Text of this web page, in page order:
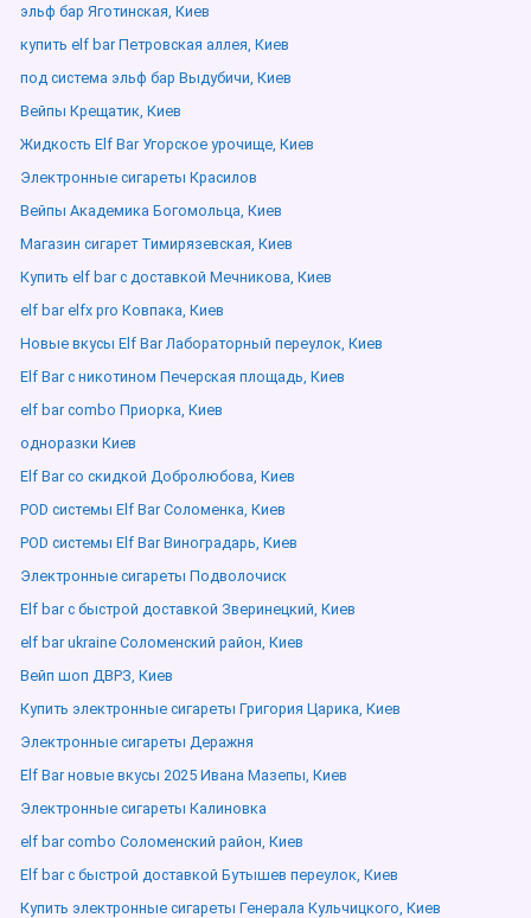
эльф бар Яготинская, Киев
купить elf bar Петровская аллея, Киев
под система эльф бар Выдубичи, Киев
Вейпы Крещатик, Киев
Жидкость Elf Bar Угорское урочище, Киев
Электронные сигареты Красилов
Вейпы Академика Богомольца, Киев
Магазин сигарет Тимирязевская, Киев
Купить elf bar с доставкой Мечникова, Киев
elf bar elfx pro Ковпака, Киев
Новые вкусы Elf Bar Лабораторный переулок, Киев
Elf Bar с никотином Печерская площадь, Киев
elf bar combo Приорка, Киев
одноразки Киев
Elf Bar со скидкой Добролюбова, Киев
POD системы Elf Bar Соломенка, Киев
POD системы Elf Bar Виноградарь, Киев
Электронные сигареты Подволочиск
Elf bar с быстрой доставкой Зверинецкий, Киев
elf bar ukraine Соломенский район, Киев
Вейп шоп ДВРЗ, Киев
Купить электронные сигареты Григория Царика, Киев
Электронные сигареты Деражня
Elf Bar новые вкусы 2025 Ивана Мазепы, Киев
Электронные сигареты Калиновка
elf bar combo Соломенский район, Киев
Elf bar с быстрой доставкой Бутышев переулок, Киев
Купить электронные сигареты Генерала Кульчицкого, Киев